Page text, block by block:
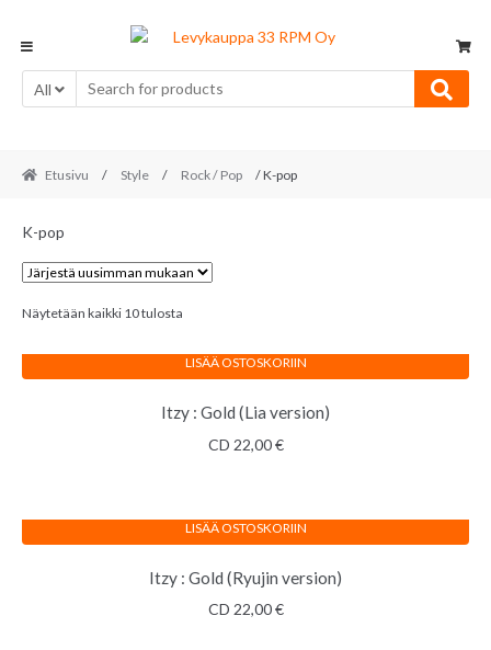
navigation
content
All
Etusivu / Style / Rock / Pop / K-pop
K-pop
Näytetään kaikki 10 tulostaSorted
latest
Itzy : Gold (Lia version)
CD 22,00€
LISÄÄ OSTOSKORIIN
Itzy : Gold (Ryujin version)
CD 22,00€
LISÄÄ OSTOSKORIIN